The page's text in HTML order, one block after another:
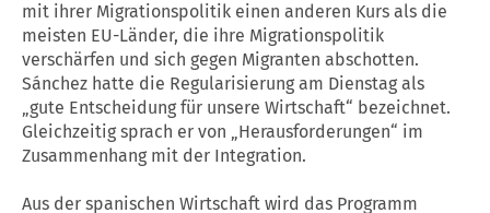
mit ihrer Migrationspolitik einen anderen Kurs als die
meisten EU-Länder, die ihre Migrationspolitik
verschärfen und sich gegen Migranten abschotten.
Sánchez hatte die Regularisierung am Dienstag als
„gute Entscheidung für unsere Wirtschaft“ bezeichnet.
Gleichzeitig sprach er von „Herausforderungen“ im
Zusammenhang mit der Integration.
Aus der spanischen Wirtschaft wird das Programm